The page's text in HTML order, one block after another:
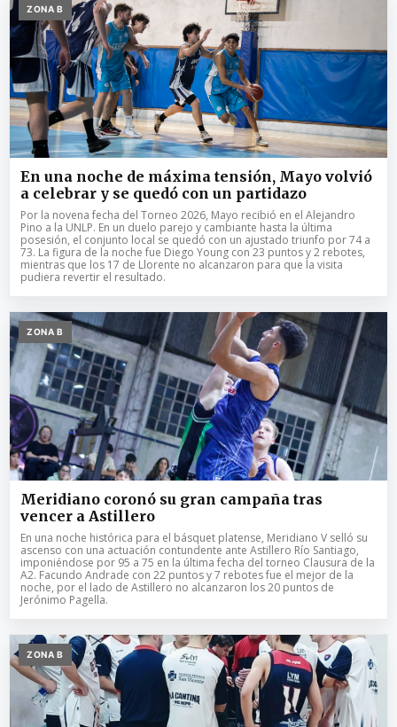
ZONA B
En una noche de máxima tensión, Mayo volvió
a celebrar y se quedó con un partidazo
Por la novena fecha del Torneo 2026, Mayo recibió en el Alejandro
Pino a la UNLP. En un duelo parejo y cambiante hasta la última
posesión, el conjunto local se quedó con un ajustado triunfo por 74 a
73. La figura de la noche fue Diego Young con 23 puntos y 2 rebotes,
mientras que los 17 de Llorente no alcanzaron para que la visita
pudiera revertir el resultado.
ZONA B
Meridiano coronó su gran campaña tras
vencer a Astillero
En una noche histórica para el básquet platense, Meridiano V selló su
ascenso con una actuación contundente ante Astillero Río Santiago,
imponiéndose por 95 a 75 en la última fecha del torneo Clausura de la
A2. Facundo Andrade con 22 puntos y 7 rebotes fue el mejor de la
noche, por el lado de Astillero no alcanzaron los 20 puntos de
Jerónimo Pagella.
ZONA B